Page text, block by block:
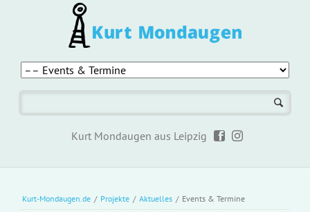
Kurt Mondaugen aus Leipzig
Kurt-Mondaugen.de / Projekte / Aktuelles / Events & Termine